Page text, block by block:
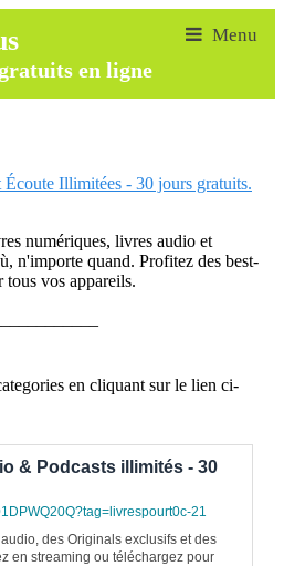
en ligne
Illimitées - 30 jours gratuits.
numériques, livres audio et
n'importe quand. Profitez des best-
tous vos appareils.
en cliquant sur le lien ci-
& Podcasts illimités - 30
21
des Originals exclusifs et des
en streaming ou téléchargez pour